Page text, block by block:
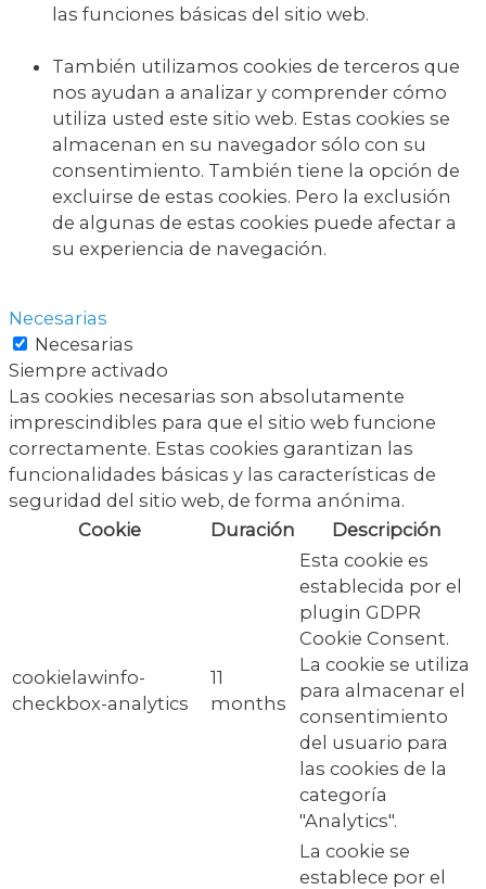
las funciones básicas del sitio web.
También utilizamos cookies de terceros que
nos ayudan a analizar y comprender cómo
utiliza usted este sitio web. Estas cookies se
almacenan en su navegador sólo con su
consentimiento. También tiene la opción de
excluirse de estas cookies. Pero la exclusión
de algunas de estas cookies puede afectar a
su experiencia de navegación.
Necesarias
Necesarias
Siempre activado
Las cookies necesarias son absolutamente
imprescindibles para que el sitio web funcione
correctamente. Estas cookies garantizan las
funcionalidades básicas y las características de
seguridad del sitio web, de forma anónima.
Cookie
Duración Descripción
cookielawinfo-
checkbox-analytics
11
months
Esta cookie es
establecida por el
plugin GDPR
Cookie Consent.
La cookie se utiliza
para almacenar el
consentimiento
del usuario para
las cookies de la
categoría
"Analytics".
La cookie se
establece por el